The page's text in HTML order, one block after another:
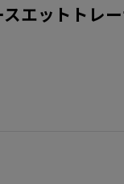
エットトレ